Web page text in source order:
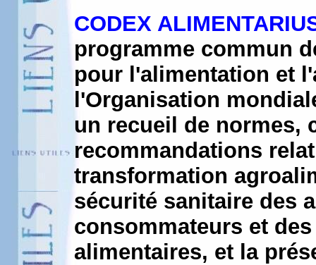
CODEX
programme commun
pour l'alimentation et
l'Organisation
un recueil de normes,
recommandations
transformation
sécurité sanitaire des
consommateurs et
alimentaires, et la